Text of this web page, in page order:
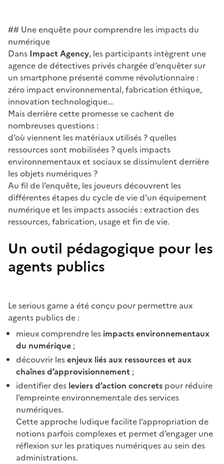
## Une enquête pour comprendre les impacts du
numérique
Dans Impact Agency, les participants intègrent une
agence de détectives privés chargée d’enquêter sur
un smartphone présenté comme révolutionnaire :
zéro impact environnemental, fabrication éthique,
innovation technologique…
Mais derrière cette promesse se cachent de
nombreuses questions :
d’où viennent les matériaux utilisés ? quelles
ressources sont mobilisées ? quels impacts
environnementaux et sociaux se dissimulent derrière
les objets numériques ?
Au fil de l’enquête, les joueurs découvrent les
différentes étapes du cycle de vie d’un équipement
numérique et les impacts associés : extraction des
ressources, fabrication, usage et fin de vie.
Un outil pédagogique pour les
agents publics
Le serious game a été conçu pour permettre aux
agents publics de :
mieux comprendre les impacts environnementaux
du numérique ;
découvrir lesenjeux liés aux ressources et aux
chaînes d’approvisionnement ;
identifier des leviers d’action concrets pour réduire
l’empreinte environnementale des services
numériques.
Cette approche ludique facilite l’appropriation de
notions parfois complexes et permet d’engager une
réflexion sur les pratiques numériques au sein des
administrations.